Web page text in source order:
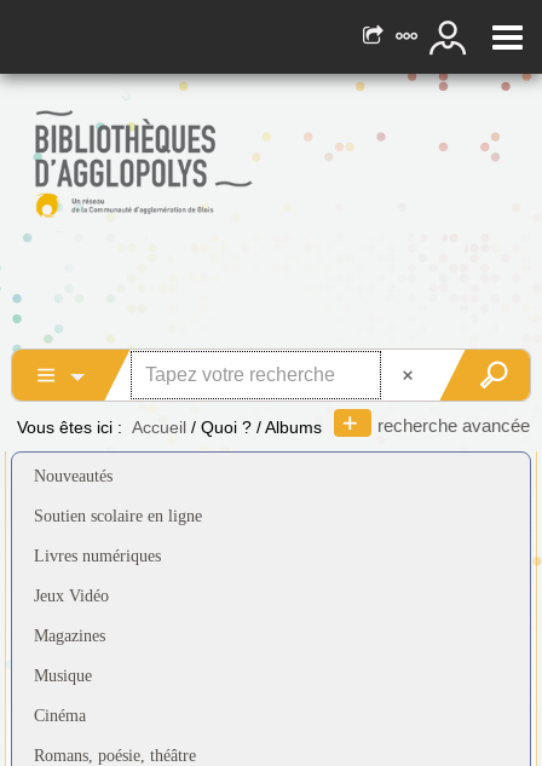
recherche avancée
Vous êtes ici : Accueil / Quoi ? /Albums
Nouveautés
Soutien scolaire en ligne
Livres numériques
Jeux Vidéo
Magazines
Musique
Cinéma
Romans, poésie, théâtre